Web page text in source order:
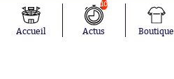
Mohamed
Salah
Mykhailo
Paris Saint-
Germain
Accueil
10
Actus Boutique